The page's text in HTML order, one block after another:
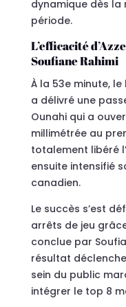
dynamique dès la
période.
L’efficacité
Soufiane Rahimi
À la 53e minute,
a délivré une
Ounahi qui a
millimétrée au
totalement libéré
ensuite intensifié
canadien.
Le succès s’est
arrêts de jeu
conclue par
résultat
sein du public
intégrer le top 8